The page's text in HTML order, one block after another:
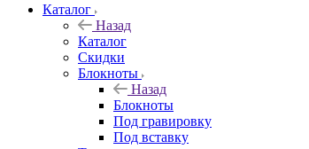
Каталог
Назад
Каталог
Скидки
Блокноты
Назад
Блокноты
Под гравировку
Под вставку